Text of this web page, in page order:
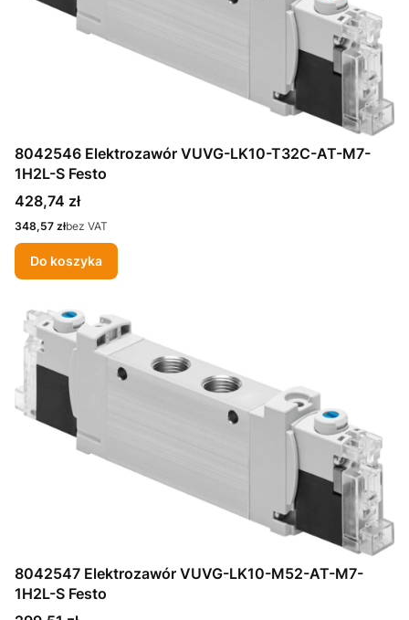
8042546 Elektrozawór VUVG-LK10-T32C-AT-M7-
1H2L-S Festo
Cena
428,74 zł
Cena
348,57 złbez VAT
Do koszyka
8042547 Elektrozawór VUVG-LK10-M52-AT-M7-
1H2L-S Festo